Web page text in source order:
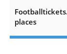
places